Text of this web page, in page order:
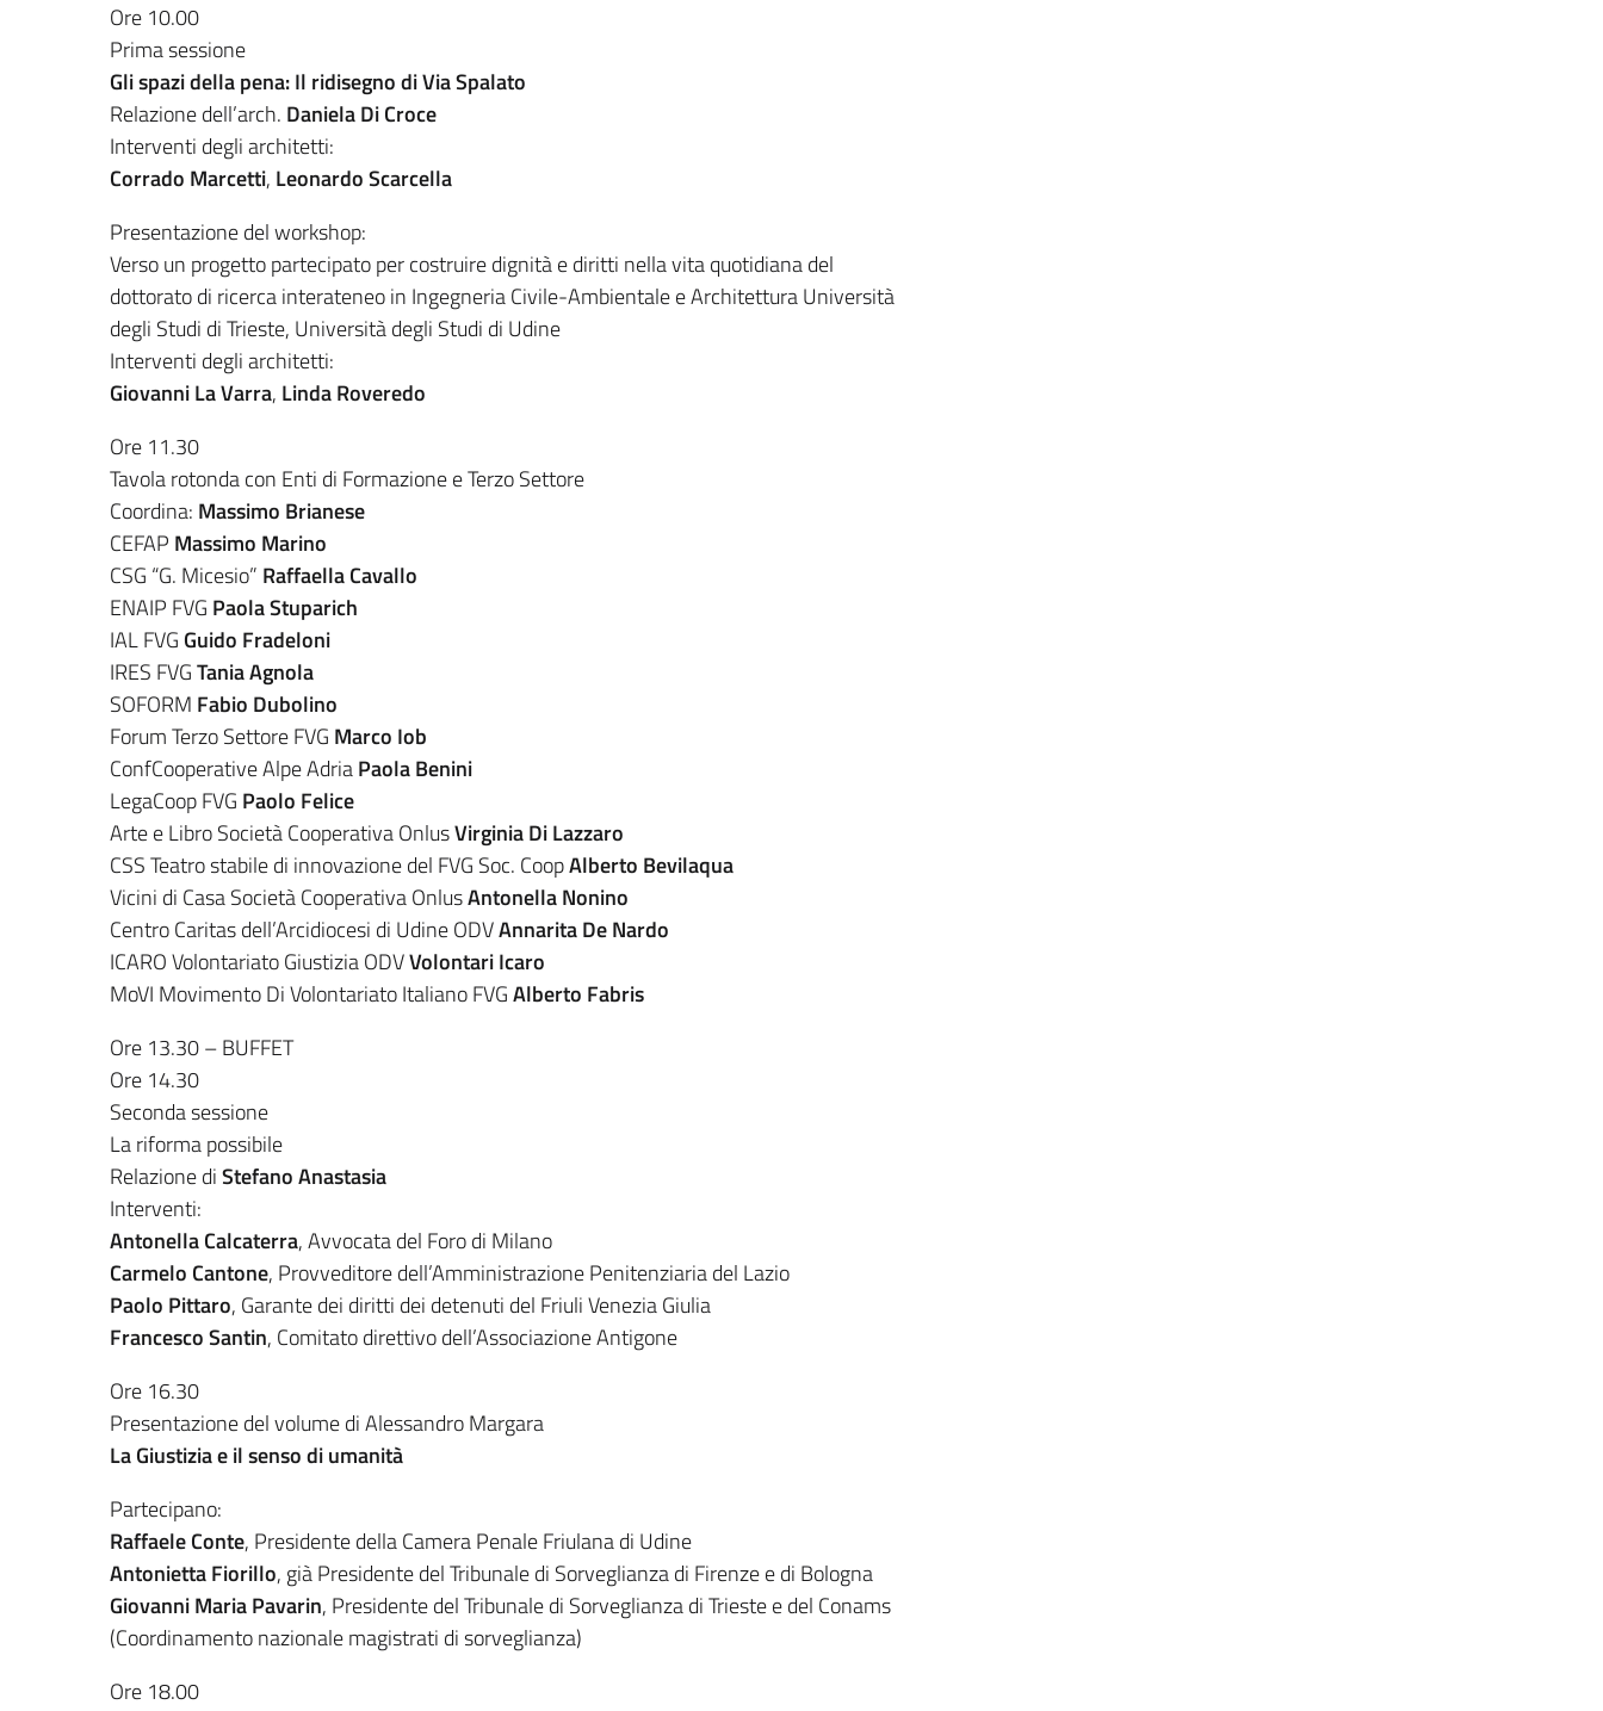
Ore 10.00
Prima sessione
Gli spazi della pena: Il ridisegno di Via Spalato
Relazione dell’arch. Daniela Di Croce
Interventi degli architetti:
Corrado Marcetti, Leonardo Scarcella
Presentazione del workshop:
Verso un progetto partecipato per costruire dignità e diritti nella vita quotidiana del
dottorato di ricerca interateneo in Ingegneria Civile-Ambientale e Architettura Università
degli Studi di Trieste, Università degli Studi di Udine
Interventi degli architetti:
Giovanni La Varra, Linda Roveredo
Ore 11.30
Tavola rotonda con Enti di Formazione e Terzo Settore
Coordina: Massimo Brianese
CEFAP Massimo Marino
CSG “G. Micesio” Raffaella Cavallo
ENAIP FVG Paola Stuparich
IAL FVG Guido Fradeloni
IRES FVGTania Agnola
SOFORM Fabio Dubolino
Forum Terzo Settore FVG Marco Iob
ConfCooperative Alpe AdriaPaola Benini
LegaCoop FVG Paolo Felice
Arte e Libro Società Cooperativa OnlusVirginia Di Lazzaro
CSS Teatro stabile di innovazione del FVG Soc. CoopAlberto Bevilaqua
Vicini di Casa Società Cooperativa OnlusAntonella Nonino
Centro Caritas dell’Arcidiocesi di Udine ODVAnnarita De Nardo
ICARO Volontariato Giustizia ODVVolontari Icaro
MoVI Movimento Di Volontariato Italiano FVGAlberto Fabris
Ore 13.30 – BUFFET
Ore 14.30
Seconda sessione
La riforma possibile
Relazione diStefano Anastasia
Interventi:
Antonella Calcaterra, Avvocata del Foro di Milano
Carmelo Cantone, Provveditore dell’Amministrazione Penitenziaria del Lazio
Paolo Pittaro, Garante dei diritti dei detenuti del Friuli Venezia Giulia
Francesco Santin, Comitato direttivo dell’Associazione Antigone
Ore 16.30
Presentazione del volume di Alessandro Margara
La Giustizia e il senso di umanità
Partecipano:
Raffaele Conte, Presidente della Camera Penale Friulana di Udine
Antonietta Fiorillo, già Presidente del Tribunale di Sorveglianza di Firenze e di Bologna
Giovanni Maria Pavarin, Presidente del Tribunale di Sorveglianza di Trieste e del Conams
(Coordinamento nazionale magistrati di sorveglianza)
Ore 18.00